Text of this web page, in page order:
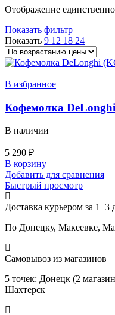
Отображение
Показать фильтр
Показать 9 12 18 24
В избранное
Кофемолка
В наличии
5 290 ₽
В корзину
Добавить для сравнения
Быстрый просмотр
Доставка курьером за 1–3
По Донецку, Макеевке,
Самовывоз из магазинов
5 точек: Донецк (2
Шахтерск